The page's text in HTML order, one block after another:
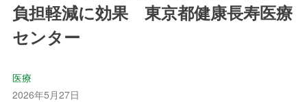
負担軽減に効果 東京都健康長寿医療
センター
医療
2026年5月27日